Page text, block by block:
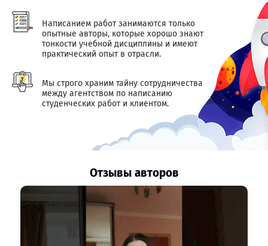
Написанием работ занимаются только
опытные авторы, которые хорошо знают
тонкости учебной дисциплины и имеют
практический опыт в отрасли.
Мы строго храним тайну сотрудничества
между агентством по написанию
студенческих работ и клиентом.
Отзывы авторов